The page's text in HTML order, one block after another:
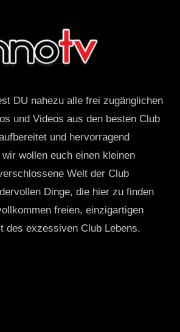
DU nahezu alle frei zugänglichen
und Videos aus den besten Club
und hervorragend
wollen euch einen kleinen
Welt der Club
Dinge, die hier zu finden
freien, einzigartigen
des exzessiven Club Lebens.